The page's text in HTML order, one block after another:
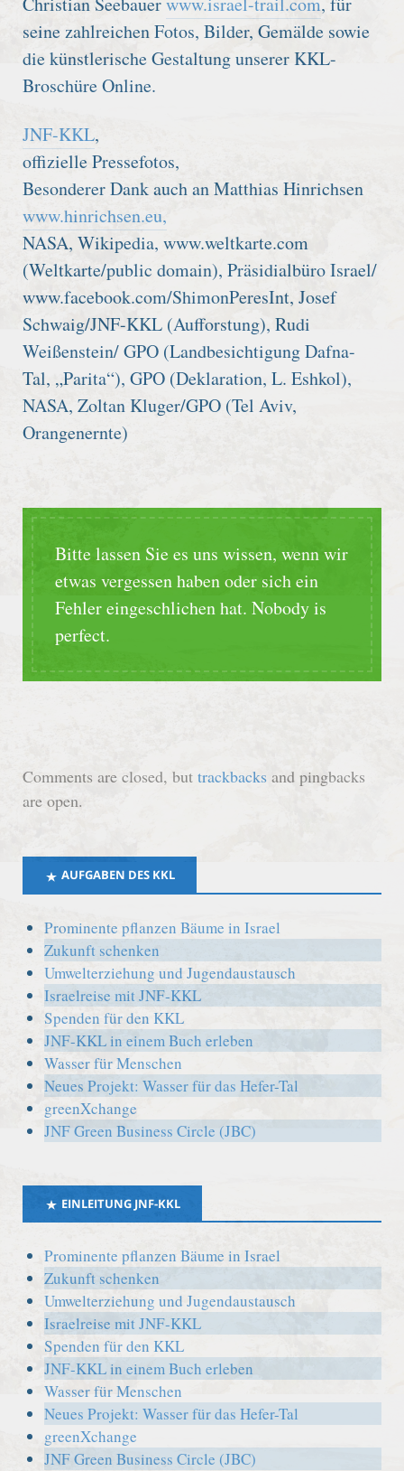
seine zahlreichen Fotos, Bilder, Gemälde sowie
die künstlerische Gestaltung unserer KKL-
Broschüre Online.
JNF-KKL,
offizielle Pressefotos,
Besonderer Dank auch an Matthias Hinrichsen
www.hinrichsen.eu,
NASA, Wikipedia, www.weltkarte.com
(Weltkarte/public domain), Präsidialbüro Israel/
www.facebook.com/ShimonPeresInt, Josef
Schwaig/JNF-KKL (Aufforstung), Rudi
Weißenstein/ GPO (Landbesichtigung Dafna-
Tal, „Parita“), GPO (Deklaration, L. Eshkol),
NASA, Zoltan Kluger/GPO (Tel Aviv,
Orangenernte)
Bitte lassen Sie es uns wissen, wenn wir
etwas vergessen haben oder sich ein
Fehler eingeschlichen hat. Nobody is
perfect.
Comments are closed, but trackbacks and pingbacks
are open.
AUFGABEN DES KKL
Prominente pflanzen Bäume in Israel
Zukunft schenken
Umwelterziehung und Jugendaustausch
Israelreise mit JNF-KKL
Spenden für den KKL
JNF-KKL in einem Buch erleben
Wasser für Menschen
Neues Projekt: Wasser für das Hefer-Tal
greenXchange
JNF Green Business Circle (JBC)
EINLEITUNG JNF-KKL
Prominente pflanzen Bäume in Israel
Zukunft schenken
Umwelterziehung und Jugendaustausch
Israelreise mit JNF-KKL
Spenden für den KKL
JNF-KKL in einem Buch erleben
Wasser für Menschen
Neues Projekt: Wasser für das Hefer-Tal
greenXchange
JNF Green Business Circle (JBC)